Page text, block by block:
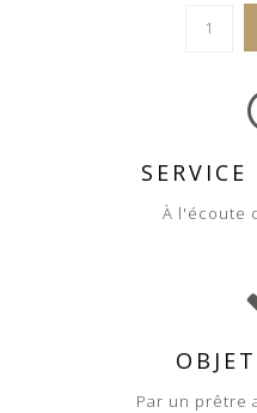
À l'écoute
Par un prêtre